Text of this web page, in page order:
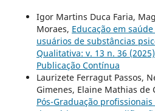
Igor Martins Duca Faria,
Moraes, Educação em
usuários de substâncias
Qualitativa: v. 13 n. 36
Publicação Contínua
Laurizete Ferragut Passos,
Gimenes, Elaine Mathias de
Pós-Graduação